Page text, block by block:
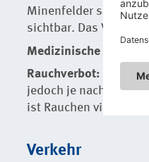
Minenfelder sind
sichtbar. Das
Medizinische
Rauchverbot: In
jedoch je nach
ist Rauchen vielfach
Verkehr